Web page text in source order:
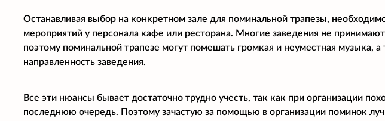
Останавливая выбор на конкретном зале для поминальной трапезы,
мероприятий у персонала кафе или ресторана. Многие заведения не
поэтому поминальной трапезе могут помешать громкая и неуместная музыка,
направленность заведения.
Все эти нюансы бывает достаточно трудно учесть, так как при организации
последнюю очередь. Поэтому зачастую за помощью в организации поминок